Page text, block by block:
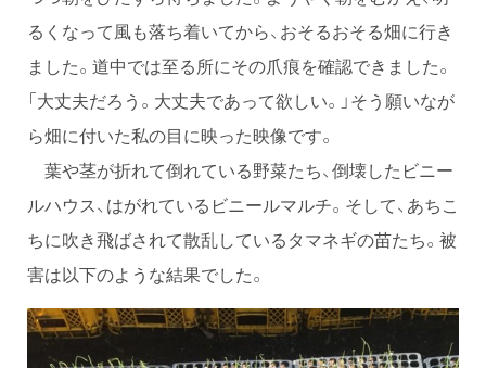
るくなって風も落ち着いてから、おそるおそる畑に行き
ました。道中では至る所にその爪痕を確認できました。
「大丈夫だろう。大丈夫であって欲しい。」そう願いなが
ら畑に付いた私の目に映った映像です。
葉や茎が折れて倒れている野菜たち、倒壊したビニー
ルハウス、はがれているビニールマルチ。そして、あちこ
ちに吹き飛ばされて散乱しているタマネギの苗たち。被
害は以下のような結果でした。